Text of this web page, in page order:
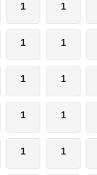
1 1
1 1
1 1
1 1
1 1